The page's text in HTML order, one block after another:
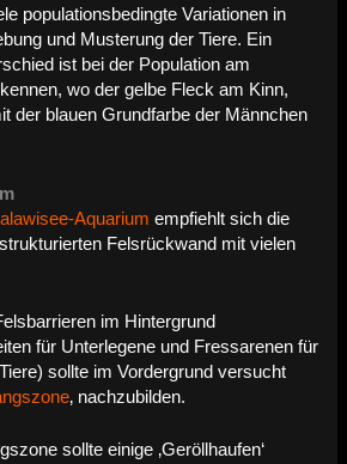
populationsbedingte Variationen in
und Musterung der Tiere. Ein
ist bei der Population am
wo der gelbe Fleck am Kinn,
der blauen Grundfarbe der Männchen
Aquarium empfiehlt sich die
Felsrückwand mit vielen
im Hintergrund
für Unterlegene und Fressarenen für
sollte im Vordergrund versucht
‚ nachzubilden.
sollte einige ‚Geröllhaufen‘